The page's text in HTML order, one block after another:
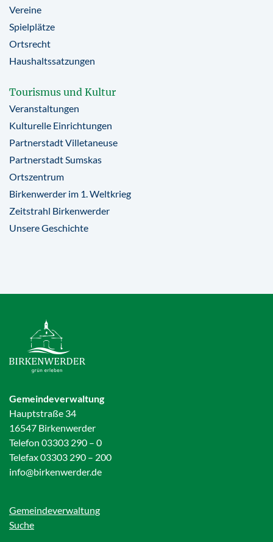
Vereine
Spielplätze
Ortsrecht
Haushaltssatzungen
Tourismus und Kultur
Veranstaltungen
Kulturelle Einrichtungen
Partnerstadt Villetaneuse
Partnerstadt Sumskas
Ortszentrum
Birkenwerder im 1. Weltkrieg
Zeitstrahl Birkenwerder
Unsere Geschichte
Gemeindeverwaltung
Hauptstraße 34
16547 Birkenwerder
Telefon 03303 290 – 0
Telefax 03303 290 – 200
info@birkenwerder.de
Gemeindeverwaltung
Suche